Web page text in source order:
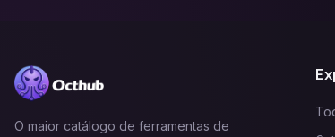
O maior catálogo de ferramentas de